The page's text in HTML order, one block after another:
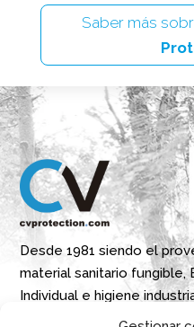
Saber más
Desde 1981 siendo el
material sanitario
Individual e higiene